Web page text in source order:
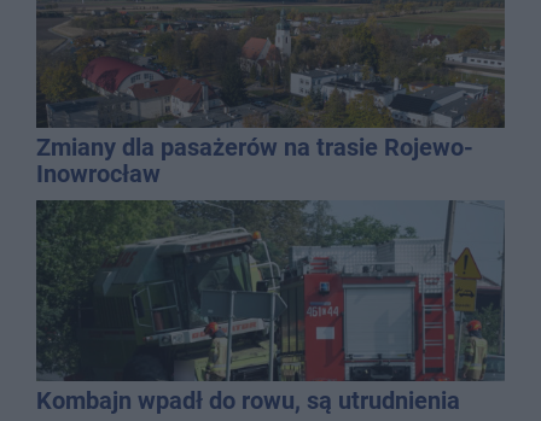
Zmiany dla pasażerów na trasie Rojewo-
Inowrocław
Kombajn wpadł do rowu, są utrudnienia